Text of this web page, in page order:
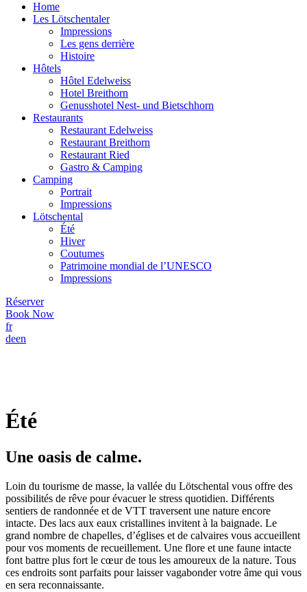
Home
Les Lötschentaler
Impressions
Les gens derrière
Histoire
Hôtels
Hôtel Edelweiss
Hotel Breithorn
Genusshotel Nest- und Bietschhorn
Restaurants
Restaurant Edelweiss
Restaurant Breithorn
Restaurant Ried
Gastro & Camping
Camping
Portrait
Impressions
Lötschental
Été
Hiver
Coutumes
Patrimoine mondial de l’UNESCO
Impressions
Réserver
Book Now
fr
deen
Été
Une oasis de calme.
Loin du tourisme de masse, la vallée du Lötschental vous offre des
possibilités de rêve pour évacuer le stress quotidien. Différents
sentiers de randonnée et de VTT traversent une nature encore
intacte. Des lacs aux eaux cristallines invitent à la baignade. Le
grand nombre de chapelles, d’églises et de calvaires vous accueillent
pour vos moments de recueillement. Une flore et une faune intacte
font battre plus fort le cœur de tous les amoureux de la nature. Tous
ces endroits sont parfaits pour laisser vagabonder votre âme qui vous
en sera reconnaissante.